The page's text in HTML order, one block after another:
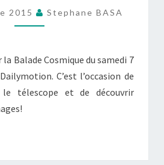
BALADE
COSMIQUE
2015 Stephane BASA
Balade Cosmique du samedi 7
C’est l’occasion de
télescope et de découvrir